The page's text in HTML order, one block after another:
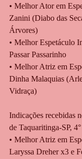
• Melhor Ator em
Zanini (Diabo das
Árvores)
• Melhor Espetáculo
Passar Passarinho
• Melhor Atriz em
Dinha Malaquias
Vidraça)
Indicações recebidas
de Taquaritinga-SP,
• Melhor Atriz em
Laryssa Dreher x3 e